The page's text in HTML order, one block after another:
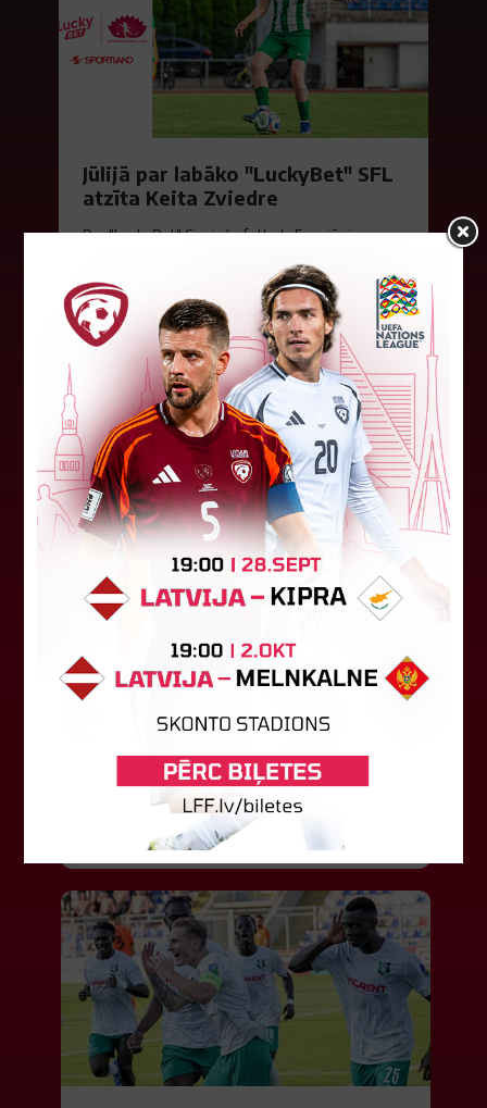
Jūlijā par labāko "LuckyBet" SFL
atzīta Keita Zviedre
Par "LuckyBet" Sieviešu futbola līgas jūnija
Keita Zviedre. Uzvarētāja tika noskaidrota
balsojumā, kurā tika apkopotas...
06. augusts 2026.
"Riga FC Women" liek kārtīgi
pasvīst dānietēm
Women" trešdien aizvadīja UEFA Čempionu līgas
kvalifikācijas otrās kārtas pusfināla spēli Dānijā
pret "HB Køge". Cīņā pret...